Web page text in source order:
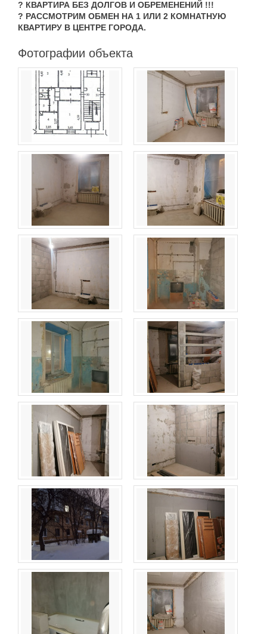
? КВАРТИРА БЕЗ ДОЛГОВ И ОБРЕМЕНЕНИЙ !!!
? РАССМОТРИМ ОБМЕН НА 1 ИЛИ 2 КОМНАТНУЮ
КВАРТИРУ В ЦЕНТРЕ ГОРОДА.
Фотографии объекта